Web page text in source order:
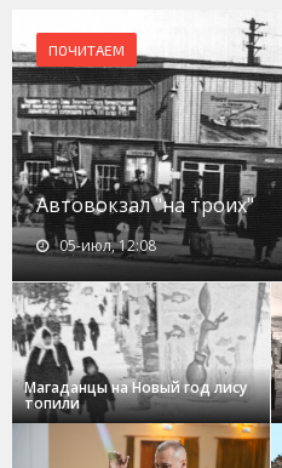
ПОЧИТАЕМ
Автовокзал "на троих"
05-июл, 12:08
Магаданцы на Новый год лису
топили